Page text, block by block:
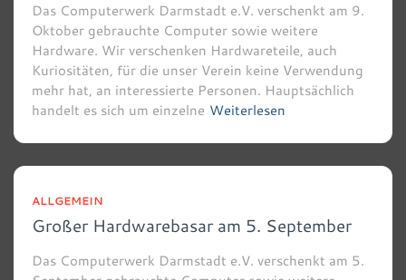
Das Computerwerk Darmstadt e.V. verschenkt am 9.
Oktober gebrauchte Computer sowie weitere
Hardware. Wir verschenken Hardwareteile, auch
Kuriositäten, für die unser Verein keine Verwendung
mehr hat, an interessierte Personen. Hauptsächlich
handelt es sich um einzelne Weiterlesen
ALLGEMEIN
Großer Hardwarebasar am 5. September
Das Computerwerk Darmstadt e.V. verschenkt am 5.